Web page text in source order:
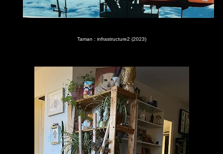
Taman : infrastructure2 (2023)